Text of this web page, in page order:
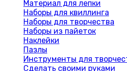
Материал для лепки
Наборы для квиллинга
Наборы для творчества
Наборы из пайеток
Наклейки
Пазлы
Инструменты для
Сделать своими руками